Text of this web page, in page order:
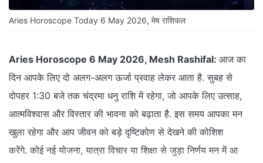
Aries Horoscope Today 6 May 2026, मेष राशिफल
Aries Horoscope 6 May 2026, Mesh Rashifal: आज का
दिन आपके लिए दो अलग-अलग ऊर्जा प्रवाह लेकर आता है. सुबह से
दोपहर 1:30 बजे तक चंद्रमा धनु राशि में रहेगा, जो आपके लिए उत्साह,
आत्मविश्वास और विस्तार की भावना को बढ़ाता है. इस समय आपका मन
खुला रहेगा और आप जीवन को बड़े दृष्टिकोण से देखने की कोशिश
करेंगे. कोई नई योजना, यात्रा विचार या शिक्षा से जुड़ा निर्णय मन में आ